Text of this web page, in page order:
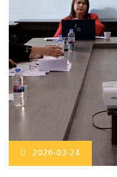
2026-03-24